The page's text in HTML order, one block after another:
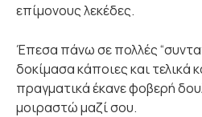
επίμονους λεκέδες.
Έπεσα πάνω σε πολλές
δοκίμασα κάποιες και τελικά
πραγματικά έκανε φοβερή
μοιραστώ μαζί σου.